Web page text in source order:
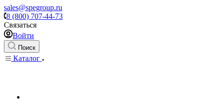
sales@spegroup.ru
8 (800) 707-44-73
Связаться
Войти
Поиск
Каталог